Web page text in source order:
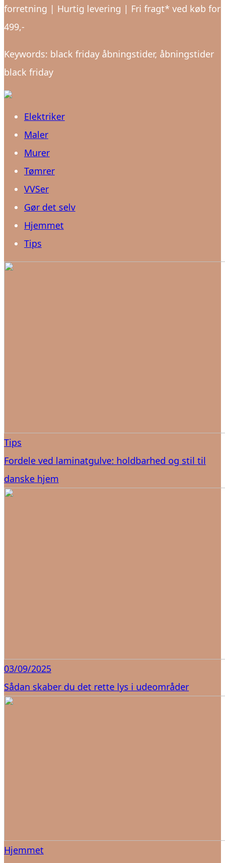
forretning | Hurtig levering | Fri fragt* ved køb for
499,-
Keywords: black friday åbningstider, åbningstider
black friday
Elektriker
Maler
Murer
Tømrer
VVSer
Gør det selv
Hjemmet
Tips
Tips
Fordele ved laminatgulve: holdbarhed og stil til
danske hjem
03/09/2025
Sådan skaber du det rette lys i udeområder
Hjemmet